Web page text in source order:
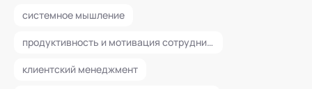
системное мышление
продуктивность и мотивация сотрудников
клиентский менеджмент